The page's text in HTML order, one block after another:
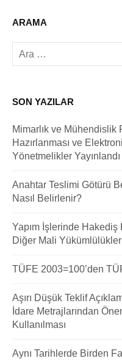
ARAMA
Arama:
SON YAZILAR
Mimarlık ve
Hazırlanması ve
Yönetmelikler Yayınlandı
Anahtar Teslimi Götürü
Nasıl Belirlenir?
Yapım İşlerinde
Diğer Mali
TÜFE 2003=100’den
Aşırı Düşük Teklif
İdare Metrajlarından
Kullanılması
Aynı Tarihlerde Birden